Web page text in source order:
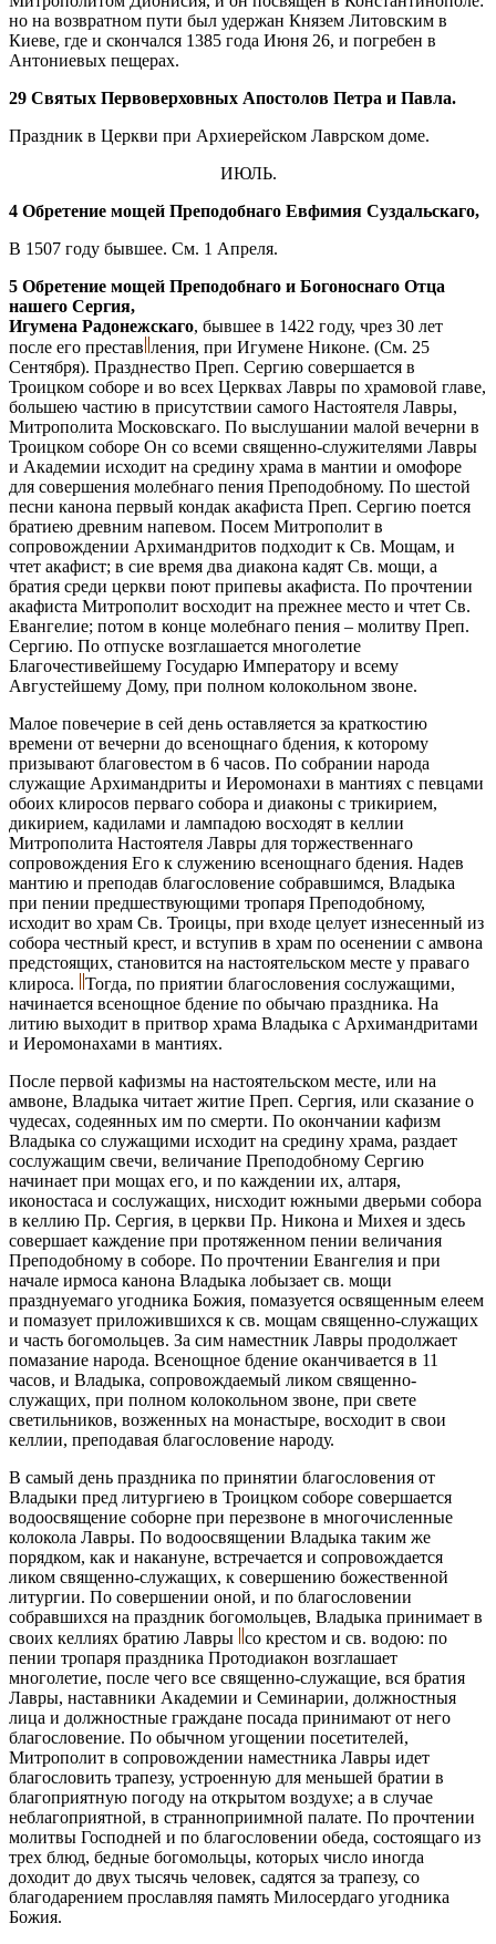
но на возвратном пути был удержан Князем Литовским в
Киеве, где и скончался 1385 года Июня 26, и погребен в
Антониевых пещерах.
29 Святых Первоверховных Апостолов Петра и Павла.
Праздник в Церкви при Архиерейском Лаврском доме.
ИЮЛЬ.
4 Обретение мощей Преподобнаго Евфимия Суздальскаго,
В 1507 году бывшее. См. 1 Апреля.
5 Обретение мощей Преподобнаго и Богоноснаго Отца
нашего Сергия,
Игумена Радонежскаго, бывшее в 1422 году, чрез 30 лет
после его престав ления, при Игумене Никоне. (См. 25
Сентября). Празднество Преп. Сергию совершается в
Троицком соборе и во всех Церквах Лавры по храмовой главе,
большею частию в присутствии самого Настоятеля Лавры,
Митрополита Московскаго. По выслушании малой вечерни в
Троицком соборе Он со всеми священно-служителями Лавры
и Академии исходит на средину храма в мантии и омофоре
для совершения молебнаго пения Преподобному. По шестой
песни канона первый кондак акафиста Преп. Сергию поется
братиею древним напевом. Посем Митрополит в
сопровождении Архимандритов подходит к Св. Мощам, и
чтет акафист; в сие время два диакона кадят Св. мощи, а
братия среди церкви поют припевы акафиста. По прочтении
акафиста Митрополит восходит на прежнее место и чтет Св.
Евангелие; потом в конце молебнаго пения – молитву Преп.
Сергию. По отпуске возглашается многолетие
Благочестивейшему Государю Императору и всему
Августейшему Дому, при полном колокольном звоне.
Малое повечерие в сей день оставляется за краткостию
времени от вечерни до всенощнаго бдения, к которому
призывают благовестом в 6 часов. По собрании народа
служащие Архимандриты и Иеромонахи в мантиях с певцами
обоих клиросов перваго собора и диаконы с трикирием,
дикирием, кадилами и лампадою восходят в келлии
Митрополита Настоятеля Лавры для торжественнаго
сопровождения Его к служению всенощнаго бдения. Надев
мантию и преподав благословение собравшимся, Владыка
при пении предшествующими тропаря Преподобному,
исходит во храм Св. Троицы, при входе целует изнесенный из
собора честный крест, и вступив в храм по осенении с амвона
предстоящих, становится на настоятельском месте у праваго
клироса.
Тогда, по приятии благословения сослужащими,
начинается всенощное бдение по обычаю праздника. На
литию выходит в притвор храма Владыка с Архимандритами
и Иеромонахами в мантиях.
После первой кафизмы на настоятельском месте, или на
амвоне, Владыка читает житие Преп. Сергия, или сказание о
чудесах, содеянных им по смерти. По окончании кафизм
Владыка со служащими исходит на средину храма, раздает
сослужащим свечи, величание Преподобному Сергию
начинает при мощах его, и по каждении их, алтаря,
иконостаса и сослужащих, нисходит южными дверьми собора
в келлию Пр. Сергия, в церкви Пр. Никона и Михея и здесь
совершает каждение при протяженном пении величания
Преподобному в соборе. По прочтении Евангелия и при
начале ирмоса канона Владыка лобызает св. мощи
празднуемаго угодника Божия, помазуется освященным елеем
и помазует приложившихся к св. мощам священно-служащих
и часть богомольцев. За сим наместник Лавры продолжает
помазание народа. Всенощное бдение оканчивается в 11
часов, и Владыка, сопровождаемый ликом священно-
служащих, при полном колокольном звоне, при свете
светильников, возженных на монастыре, восходит в свои
келлии, преподавая благословение народу.
В самый день праздника по принятии благословения от
Владыки пред литургиею в Троицком соборе совершается
водоосвящение соборне при перезвоне в многочисленные
колокола Лавры. По водоосвящении Владыка таким же
порядком, как и накануне, встречается и сопровождается
ликом священно-служащих, к совершению божественной
литургии. По совершении оной, и по благословении
собравшихся на праздник богомольцев, Владыка принимает в
своих келлиях братию Лавры со крестом и св. водою: по
пении тропаря праздника Протодиакон возглашает
многолетие, после чего все священно-служащие, вся братия
Лавры, наставники Академии и Семинарии, должностныя
лица и должностные граждане посада принимают от него
благословение. По обычном угощении посетителей,
Митрополит в сопровождении наместника Лавры идет
благословить трапезу, устроенную для меньшей братии в
благоприятную погоду на открытом воздухе; а в случае
неблагоприятной, в странноприимной палате. По прочтении
молитвы Господней и по благословении обеда, состоящаго из
трех блюд, бедные богомольцы, которых число иногда
доходит до двух тысячь человек, садятся за трапезу, со
благодарением прославляя память Милосердаго угодника
Божия.